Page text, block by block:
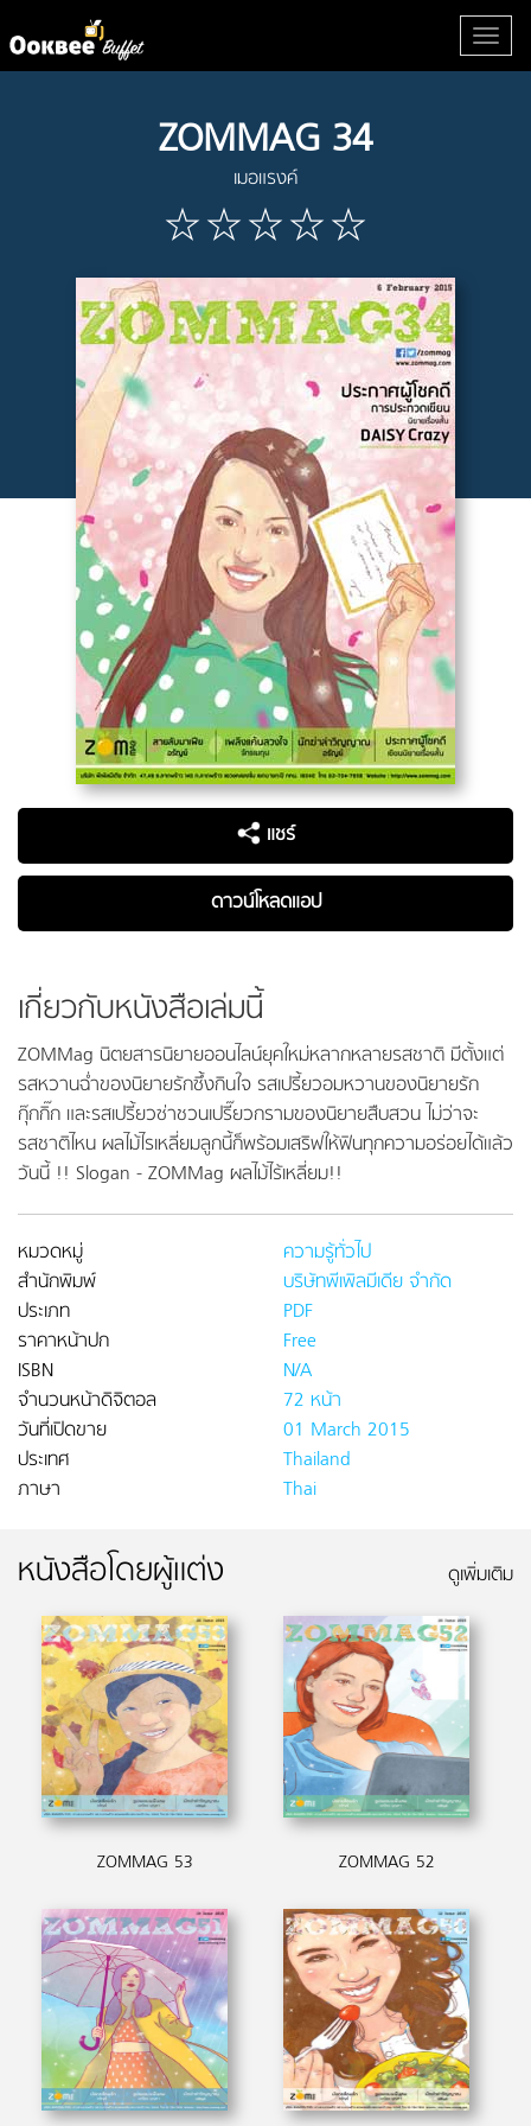
ZOMMAG 34
เมอแรงค์
แชร์
ดาวน์โหลดแอป
เกี่ยวกับหนังสือเล่มนี้
ZOMMag นิตยสารนิยายออนไลน์ยุคใหม่หลากหลายรสชาติ มีตั้งแต่
รสหวานฉ่ําของนิยายรักซึ้งกินใจ รสเปรี้ยวอมหวานของนิยายรัก
กุ๊กกิ๊ก และรสเปรี้ยวซ่าชวนเปรี๊ยวกรามของนิยายสืบสวน ไม่ว่าจะ
รสชาติไหน ผลไม้ไรเหลี่ยมลูกนี้ก็พร้อมเสริฟให้ฟินทุกความอร่อยได้แล้ว
วันนี้ !! Slogan - ZOMMag ผลไม้ไร้เหลี่ยม!!
หมวดหมู่
ความรู้ทั่วไป
สำนักพิมพ์
บริษัทพีเพิลมีเดีย จำกัด
ประเภท
PDF
ราคาหน้าปก
Free
ISBN
N/A
จำนวนหน้าดิจิตอล
72 หน้า
วันที่เปิดขาย
01 March 2015
ประเทศ
Thailand
ภาษา
Thai
หนังสือโดยผู้แต่ง ดูเพิ่มเติม
ZOMMAG 53 ZOMMAG 52